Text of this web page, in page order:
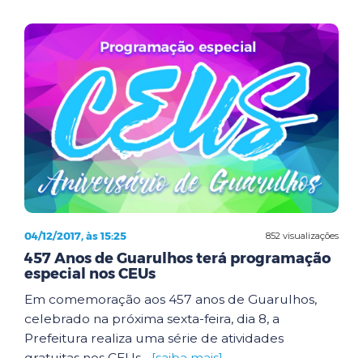
852 visualizações
04/12/2017, às 15:25
457 Anos de Guarulhos terá programação
especial nos CEUs
Em comemoração aos 457 anos de Guarulhos,
celebrado na próxima sexta-feira, dia 8, a
Prefeitura realiza uma série de atividades